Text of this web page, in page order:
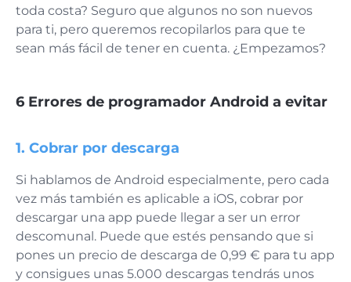
toda costa? Seguro que algunos no son nuevos
para ti, pero queremos recopilarlos para que te
sean más fácil de tener en cuenta. ¿Empezamos?
6 Errores de programador Android a evitar
1. Cobrar por descarga
Si hablamos de Android especialmente, pero cada
vez más también es aplicable a iOS, cobrar por
descargar una app puede llegar a ser un error
descomunal. Puede que estés pensando que si
pones un precio de descarga de 0,99 € para tu app
y consigues unas 5.000 descargas tendrás unos